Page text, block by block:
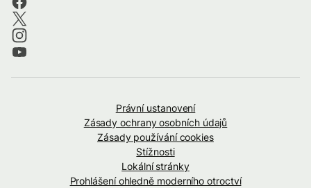
Právní ustanovení
Zásady ochrany osobních údajů
Zásady používání cookies
Stížnosti
Lokální stránky
Prohlášení ohledně moderního otroctví